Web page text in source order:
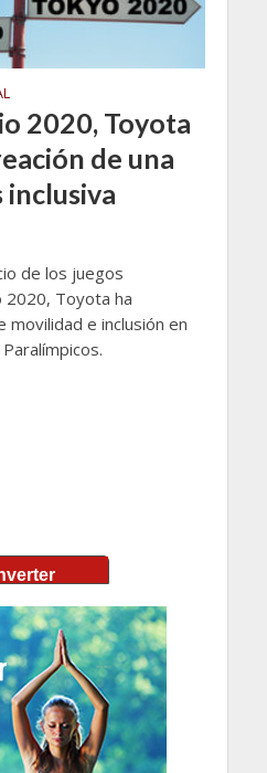
2020, Toyota
de una
inclusiva
de los juegos
2020, Toyota ha
e inclusión en